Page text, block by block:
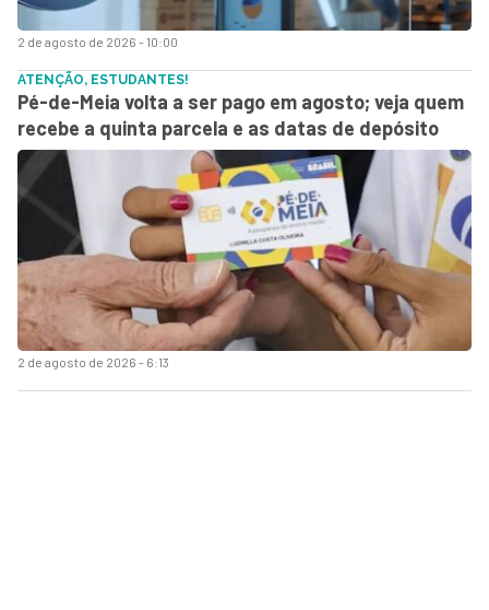
2 de agosto de 2026 - 10:00
2 de agosto de 2026 - 6:13
ATENÇÃO, ESTUDANTES!
Pé-de-Meia volta a ser pago em agosto; veja quem
recebe a quinta parcela e as datas de depósito